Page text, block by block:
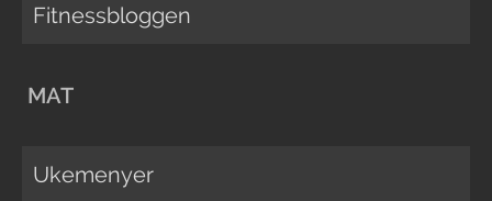
Fitnessbloggen
MAT
Ukemenyer